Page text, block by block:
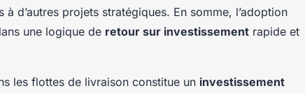
à d’autres projets stratégiques. En somme, l’adoption
une logique de retour sur investissement rapide et
les flottes de livraison constitue un investissement